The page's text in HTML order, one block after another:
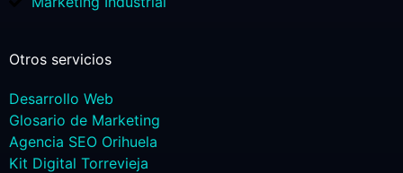
Otros servicios
Desarrollo Web
Glosario de Marketing
Agencia SEO Orihuela
Kit Digital Torrevieja